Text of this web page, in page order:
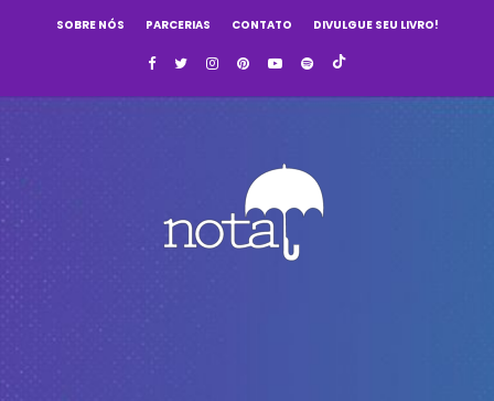
SOBRE NÓS PARCERIAS CONTATO DIVULGUE SEU LIVRO!